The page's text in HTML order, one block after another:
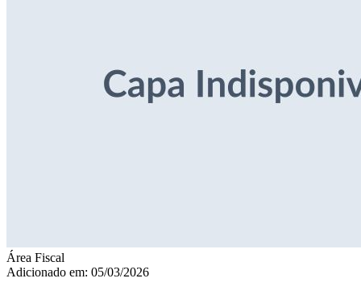
Área Fiscal
Adicionado em: 05/03/2026